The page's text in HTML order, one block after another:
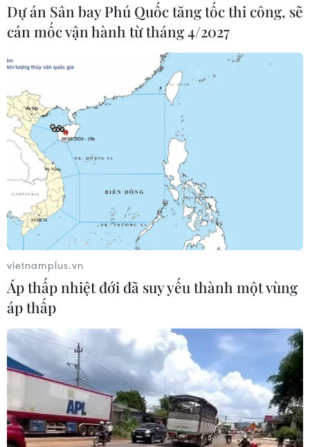
TIN CÙNG CHUYÊN MỤC
Chuyển Bộ Công an thông tin 7 cá
nhân bán vàng không rõ nguồn gốc
08/08/2026 14:37
Cựu Trưởng ban quản lý chung cư
lừa bán căn hộ tái định cư, chiếm
đoạt hơn 2 tỷ đồng
08/08/2026 13:41
Khởi tố 19 đối tượng cướp
giật tài sản tại Công ty Tân Huê Viên
08/08/2026 08:52
Dự án Sân bay Phú Quốc tăng tốc thi công, sẽ
cán mốc vận hành từ tháng 4/2027
vietnamplus.vn
Áp thấp nhiệt đới đã suy yếu thành một vùng
áp thấp